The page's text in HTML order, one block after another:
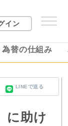
イン
為替の仕組み
LINEで送る
に助け